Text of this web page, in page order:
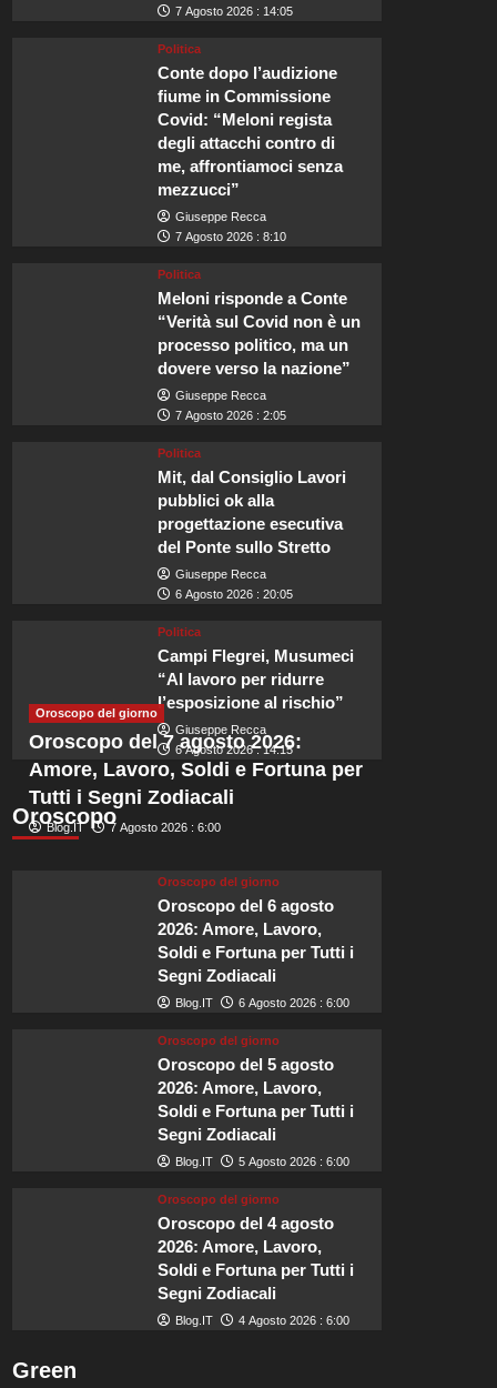
Crescita del turismo in
si conferma la principale
viaggiatori
Marco Vaccarella 7 Agosto 2026 : 1:55
nella foto un airbus della Malta Air (Cinisi (Pa) - 2022-02-17, Alberto
contesto in cui...
Leggi tuttoLeggi
destinazione
7 Agosto 2026 : 14:05
Politica
Conte dopo l’audizione
fiume in Commissione
Covid: “Meloni regista
degli attacchi contro di
me, affrontiamoci senza
mezzucci”
Giuseppe Recca
7 Agosto 2026 : 8:10
Politica
Meloni risponde a Conte
“Verità sul Covid non è un
processo politico, ma un
dovere verso la nazione”
Giuseppe Recca
7 Agosto 2026 : 2:05
Politica
Mit, dal Consiglio Lavori
pubblici ok alla
progettazione esecutiva
del Ponte sullo Stretto
Giuseppe Recca
6 Agosto 2026 : 20:05
Politica
Campi Flegrei, Musumeci
“Al lavoro per ridurre
l’esposizione al rischio”
Giuseppe Recca
6 Agosto 2026 : 14:15
Oroscopo
Oroscopo del giorno
Oroscopo del 7 agosto 2026:
Amore, Lavoro, Soldi e Fortuna per
Tutti i Segni Zodiacali
Blog.IT 7 Agosto 2026 : 6:00
Oroscopo del giorno
Oroscopo del 6 agosto
2026: Amore, Lavoro,
Soldi e Fortuna per Tutti i
Segni Zodiacali
Blog.IT 6 Agosto 2026 : 6:00
Oroscopo del giorno
Oroscopo del 5 agosto
2026: Amore, Lavoro,
Soldi e Fortuna per Tutti i
Segni Zodiacali
Blog.IT 5 Agosto 2026 : 6:00
Oroscopo del giorno
Oroscopo del 4 agosto
2026: Amore, Lavoro,
Soldi e Fortuna per Tutti i
Segni Zodiacali
Blog.IT 4 Agosto 2026 : 6:00
Green